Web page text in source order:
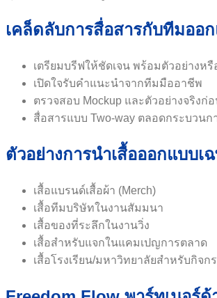
เคล็ดลับการสื่อสารกับทีมออ
เตรียมบรีฟให้ชัดเจน พร้อมตัวอย่างหรื
เปิดใจรับคำแนะนำจากทีมมืออาชีพ
ตรวจสอบ Mockup และตัวอย่างจริงก่
สื่อสารแบบ Two-way ตลอดกระบวนก
ตัวอย่างการนำเสื้อออกแบบเ
เสื้อแบรนด์เสื้อผ้า (Merch)
เสื้อทีมบริษัทในงานสัมมนา
เสื้อของที่ระลึกในงานวิ่ง
เสื้อสำหรับแจกในแคมเปญการตลาด
เสื้อโรงเรียน/มหาวิทยาลัยสำหรับกิจก